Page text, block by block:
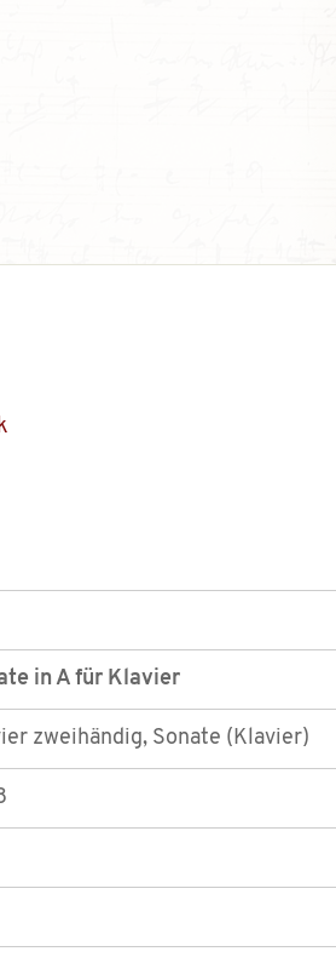
in A für Klavier
zweihändig, Sonate (Klavier)